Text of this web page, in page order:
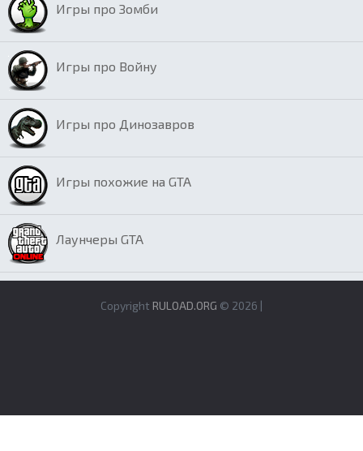
Игры про Зомби
Игры про Войну
Игры про Динозавров
Игры похожие на GTA
Лаунчеры GTA
Copyright RULOAD.ORG © 2026 |